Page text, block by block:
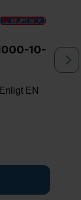
10-
EN